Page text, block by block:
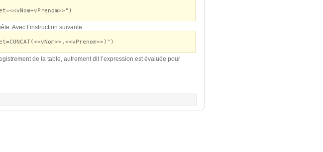
Avec l’instruction suivante :
de la table, autrement dit l’expression est évaluée pour